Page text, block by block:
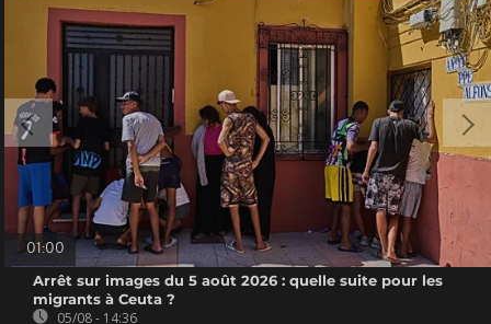
01:00
Arrêt sur images du 5 août 2026 : quelle suite pour les
migrants à Ceuta ?
05/08 - 14:36